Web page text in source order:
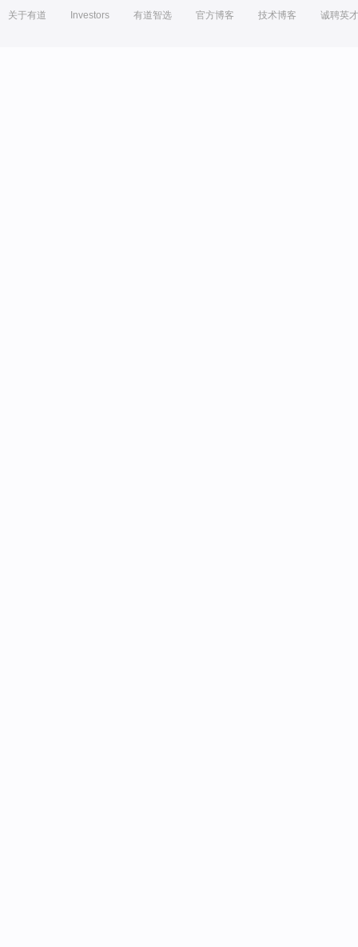
关于有道 Investors 有道智选 官方博客 技术博客 诚聘英才